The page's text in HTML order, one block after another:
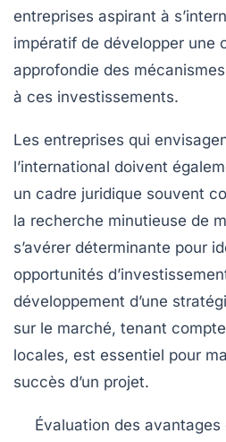
entreprises aspirant à
impératif de développer une
approfondie des
à ces investissements.
Les entreprises qui
l’international doivent
un cadre juridique souvent
la recherche minutieuse de
s’avérer déterminante pour
opportunités
développement d’une
sur le marché, tenant
locales, est essentiel pour
succès d’un projet.
Évaluation des